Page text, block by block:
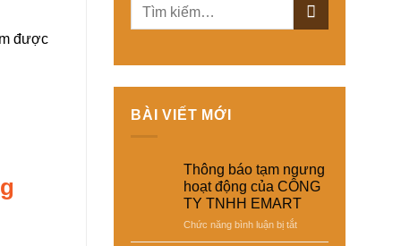
được
BÀI VIẾT MỚI
Thông báo tạm ngưng
hoạt động của CÔNG
TY TNHH EMART
Chức năng bình luận bị tắtở